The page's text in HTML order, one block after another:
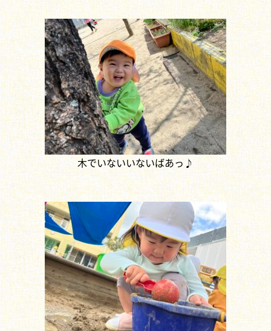
木でいないいないばあっ♪